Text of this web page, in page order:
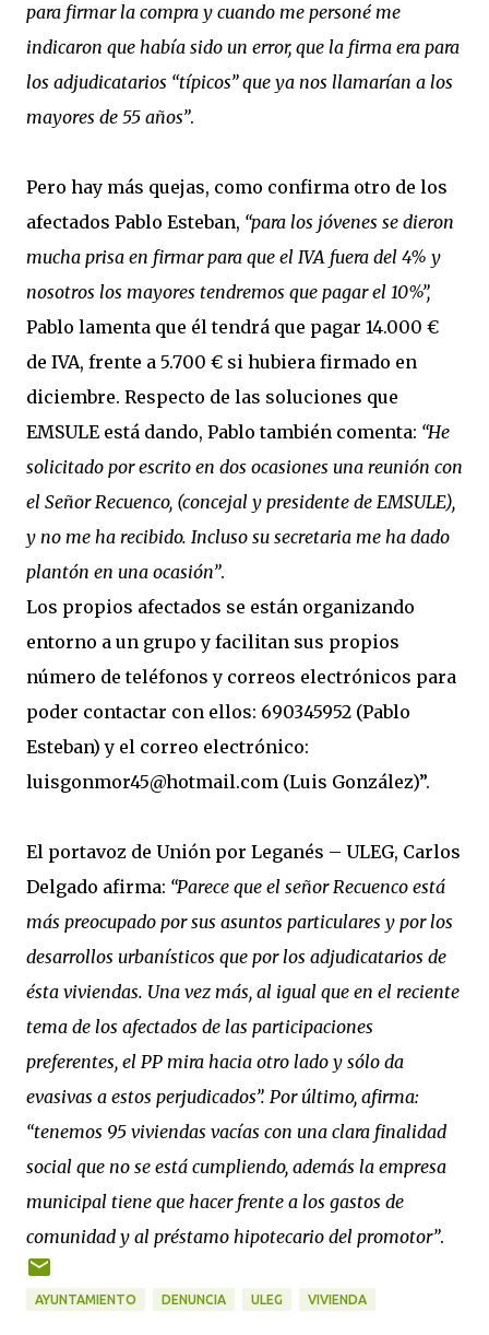
para firmar la compra y cuando me personé me
indicaron que había sido un error, que la firma era para
los adjudicatarios “típicos” que ya nos llamarían a los
mayores de 55 años”.
Pero hay más quejas, como confirma otro de los
afectados Pablo Esteban, “para los jóvenes se dieron
mucha prisa en firmar para que el IVA fuera del 4% y
nosotros los mayores tendremos que pagar el 10%”,
Pablo lamenta que él tendrá que pagar 14.000 €
de IVA, frente a 5.700 € si hubiera firmado en
diciembre. Respecto de las soluciones que
EMSULE está dando, Pablo también comenta: “He
solicitado por escrito en dos ocasiones una reunión con
el Señor Recuenco, (concejal y presidente de EMSULE),
y no me ha recibido. Incluso su secretaria me ha dado
plantón en una ocasión”.
Los propios afectados se están organizando
entorno a un grupo y facilitan sus propios
número de teléfonos y correos electrónicos para
poder contactar con ellos: 690345952 (Pablo
Esteban) y el correo electrónico:
luisgonmor45@hotmail.com (Luis González)”.
El portavoz de Unión por Leganés – ULEG, Carlos
Delgado afirma: “Parece que el señor Recuenco está
más preocupado por sus asuntos particulares y por los
desarrollos urbanísticos que por los adjudicatarios de
ésta viviendas. Una vez más, al igual que en el reciente
tema de los afectados de las participaciones
preferentes, el PP mira hacia otro lado y sólo da
evasivas a estos perjudicados”. Por último, afirma:
“tenemos 95 viviendas vacías con una clara finalidad
social que no se está cumpliendo, además la empresa
municipal tiene que hacer frente a los gastos de
comunidad y al préstamo hipotecario del promotor”.
AYUNTAMIENTO DENUNCIA ULEG VIVIENDA